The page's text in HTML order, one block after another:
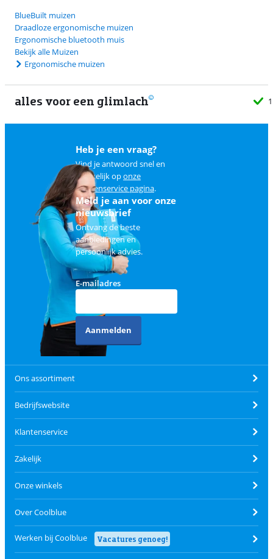
BlueBuilt muizen
Draadloze ergonomische muizen
Ergonomische bluetooth muis
Bekijk alle Muizen
Ergonomische muizen
alles voor een glimlach
Heb je een vraag?
Vind je antwoord snel en
makkelijk oponze
klantenservice pagina.
Meld je aan voor onze
nieuwsbrief
Ontvang de beste
aanbiedingen en
persoonlijk advies.
E-mailadres
Aanmelden
Ons assortiment
Bedrijfswebsite
Klantenservice
Zakelijk
Onze winkels
Over Coolblue
Werken bij Coolblue Vacatures genoeg!